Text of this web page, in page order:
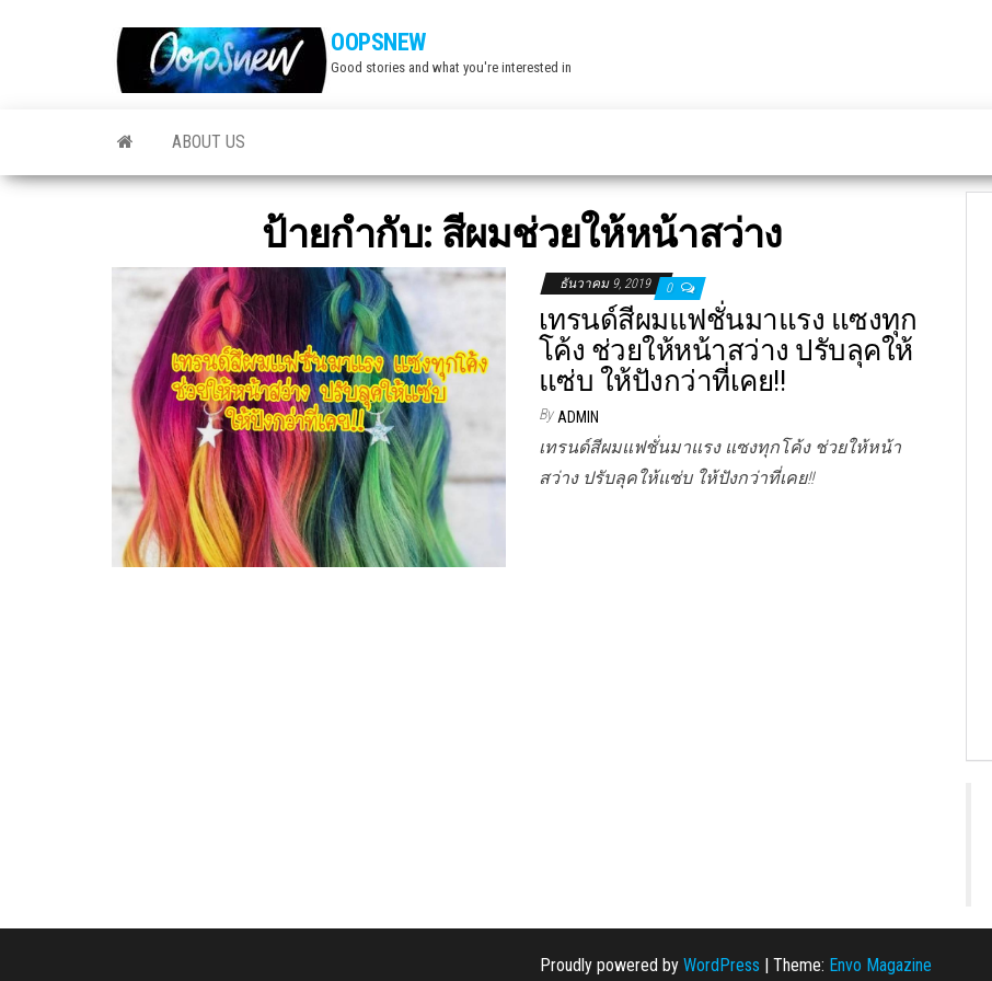
OOPSNEW
Good stories and what you're interested in
ABOUT US
ป้ายกำกับ: สีผมช่วยให้หน้าสว่าง
ธันวาคม 9, 2019 0
เทรนด์สีผมแฟชั่นมาแรง แซงทุก
โค้ง ช่วยให้หน้าสว่าง ปรับลุคให้
แซ่บ ให้ปังกว่าที่เคย!!
By ADMIN
เทรนด์สีผมแฟชั่นมาแรง แซงทุกโค้ง ช่วยให้หน้า
สว่าง ปรับลุคให้แซ่บ ให้ปังกว่าที่เคย!!
Proudly powered by WordPress | Theme: Envo Magazine